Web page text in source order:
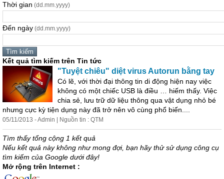
Thời gian (dd.mm.yyyy)
Đến ngày (dd.mm.yyyy)
Kết quả tìm kiếm trên Tin tức
"Tuyệt chiêu" diệt virus Autorun bằng tay
Có lẽ, với thời đại thông tin di động hiện nay việc
không có một chiếc USB là điều … hiếm thấy. Việc
chia sẻ, lưu trữ dữ liệu thông qua vật dụng nhỏ bé
nhưng cực kỳ tiện dụng này đã trở nên vô cùng phổ biến....
05/11/2013 - Admin | Nguồn tin : QTM
Tìm thấy tổng cộng 1 kết quả
Nếu kết quả này không như mong đợi, bạn hãy thử sử dụng công cụ
tìm kiếm của Google dưới đây!
Mở rộng trên Internet :